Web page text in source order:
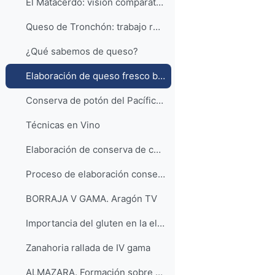
El Matacerdo: visión comparativa de la matanza del cerdo en Aras de Alpuente.
Queso de Tronchón: trabajo realizado sobre la elaboración artesanal del Queso de Tronchón
¿Qué sabemos de queso?
Elaboración de queso fresco batido con manzana deshidratada.
Conserva de potón del Pacífico con patatas
Técnicas en Vino
Elaboración de conserva de champiñones laminados
Proceso de elaboración conserva de espárrago
BORRAJA V GAMA. Aragón TV
Importancia del gluten en la elaboración del pan
Zanahoria rallada de IV gama
ALMAZARA. Formación sobre procesado y calidad del aceite de oliva